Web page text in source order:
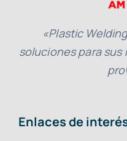
«Plastic
soluciones para
Enlaces de